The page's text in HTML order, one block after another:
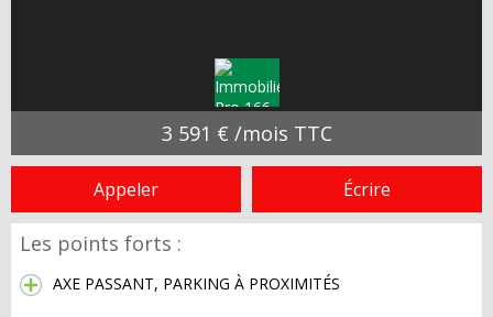
3 591 € /mois TTC
Appeler Écrire
Les points forts :
AXE PASSANT, PARKING À PROXIMITÉS